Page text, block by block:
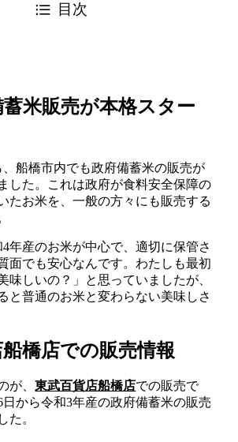
目次
米販売が本格スター
、船橋市内でも政府備蓄米の販売が
した。これは政府が食料安全保障の
たお米を、一般の方々にも販売する
年産のお米が中心で、適切に保管さ
面でも安心なんです。わたしも最初
味しいの？」と思っていましたが、
と普通のお米と変わらない美味しさ
橋店での販売情報
が、東武百貨店船橋店での販売で
日から令和3年産の政府備蓄米の販売
た。